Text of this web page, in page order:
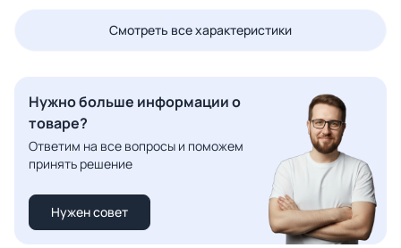
Смотреть все характеристики
Нужно больше информации о
товаре?
Ответим на все вопросы и поможем
принять решение
Нужен совет